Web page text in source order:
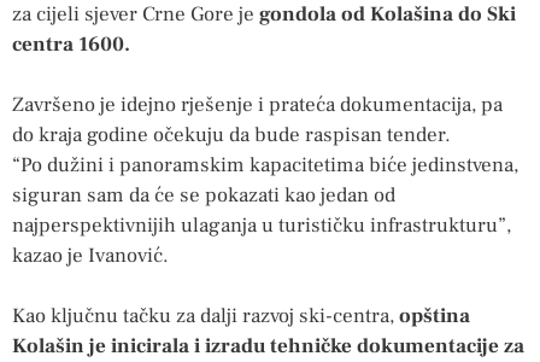
za cijeli sjever Crne Gore je gondola od Kolašina do Ski
centra 1600.
Završeno je idejno rješenje i prateća dokumentacija, pa
do kraja godine očekuju da bude raspisan tender.
“Po dužini i panoramskim kapacitetima biće jedinstvena,
siguran sam da će se pokazati kao jedan od
najperspektivnijih ulaganja u turističku infrastrukturu”,
kazao je Ivanović.
Kao ključnu tačku za dalji razvoj ski-centra,opština
Kolašin je inicirala i izradu tehničke dokumentacije za